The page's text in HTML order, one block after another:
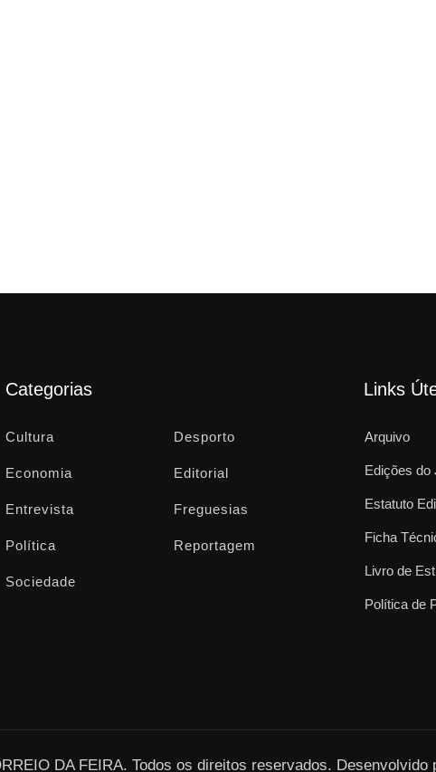
Categorias
Cultura Desporto
Economia Editorial
Entrevista Freguesias
Política Reportagem
Sociedade
Links
Arquivo
Edições do
Estatuto
Ficha
Livro de
Política de
DA FEIRA. Todos os direitos reservados. Desenvolvido